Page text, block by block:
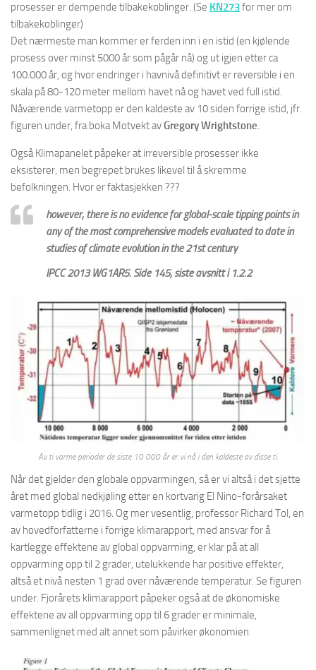
prosesser er dempende tilbakekoblinger. (Se KN273for mer om
tilbakekoblinger)
Det nærmeste man kommer er ferden inn i en istid (en kjølende
prosess over minst 5000 år som pågår nå) og ut igjen etter ca
100.000 år, og hvor endringer i havnivå definitivt er reversible i en
skala på 80-120 meter mellom havet nå og havet ved full istid.
Nåværende varmetopp er den kaldeste av 10 siden forrige istid, jfr.
figuren under, fra boka Motvekt avGregory Wrightstone.
Også Klimapanelet påpeker at irreversible prosesser ikke
eksisterer, men begrepet brukes likevel til å skremme
befolkningen. Hvor er faktasjekken ???
however, there is no evidence for global-scale tipping points in
any of the most comprehensive models evaluated to date in
studies of climate evolution in the 21st century
IPCC 2013 WG1AR5. Side 145, siste avsnitt i 1.2.2
Av ti varme perioder de siste 10 000 år er vi nå i den kaldeste av disse ti.
Når det gjelder den globale oppvarmingen, så er vi altså i det sjette
året med global nedkjøling etter en kortvarig El Nino-forårsaket
varmetopp tidlig i 2016. Og mer vesentlig, professor Richard Tol, en
av hovedforfatterne i forrige klimarapport, med ansvar for å
kartlegge effektene av global oppvarming, er klar på at all
oppvarming opp til 2 grader, utelukkende har positive effekter,
altså et nivå nesten 1 grad over nåværende temperatur. Se figuren
under. Fjorårets klimarapport påpeker også at de økonomiske
effektene av all oppvarming opp til 6 grader er minimale,
sammenlignet med alt annet som påvirker økonomien.